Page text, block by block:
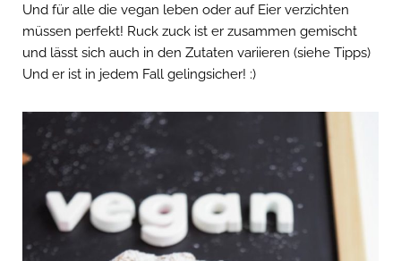
Und für alle die vegan leben oder auf Eier verzichten
müssen perfekt! Ruck zuck ist er zusammen gemischt
und lässt sich auch in den Zutaten variieren (siehe Tipps)
Und er ist in jedem Fall gelingsicher! :)